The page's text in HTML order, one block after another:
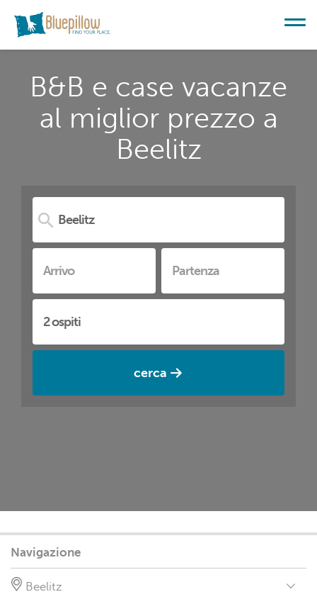
B&B e case vacanze
al miglior prezzo a
Beelitz
cerca
Navigazione
Beelitz